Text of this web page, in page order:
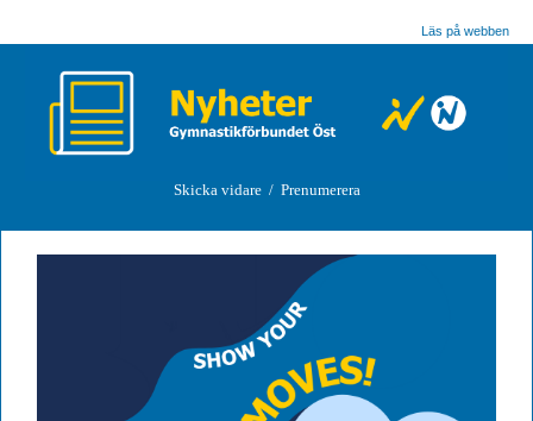
Läs på webben
Skicka vidare / Prenumerera